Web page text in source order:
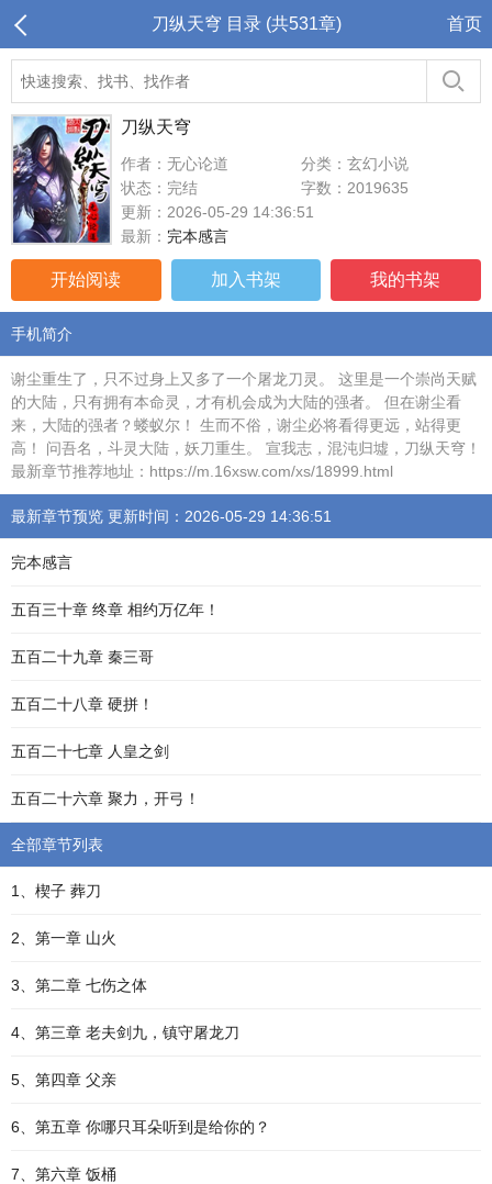
刀纵天穹 目录 (共531章) 首页
刀纵天穹
作者：无心论道
分类：玄幻小说
状态：完结
字数：2019635
更新：2026-05-29 14:36:51
最新： 完本感言
开始阅读 加入书架 我的书架
手机简介
谢尘重生了，只不过身上又多了一个屠龙刀灵。 这里是一个崇尚天赋
的大陆，只有拥有本命灵，才有机会成为大陆的强者。 但在谢尘看
来，大陆的强者？蝼蚁尔！ 生而不俗，谢尘必将看得更远，站得更
高！ 问吾名，斗灵大陆，妖刀重生。 宣我志，混沌归墟，刀纵天穹！
最新章节推荐地址：https://m.16xsw.com/xs/18999.html
最新章节预览 更新时间：2026-05-29 14:36:51
完本感言
五百三十章 终章 相约万亿年！
五百二十九章 秦三哥
五百二十八章 硬拼！
五百二十七章 人皇之剑
五百二十六章 聚力，开弓！
全部章节列表
1、楔子 葬刀
2、第一章 山火
3、第二章 七伤之体
4、第三章 老夫剑九，镇守屠龙刀
5、第四章 父亲
6、第五章 你哪只耳朵听到是给你的？
7、第六章 饭桶